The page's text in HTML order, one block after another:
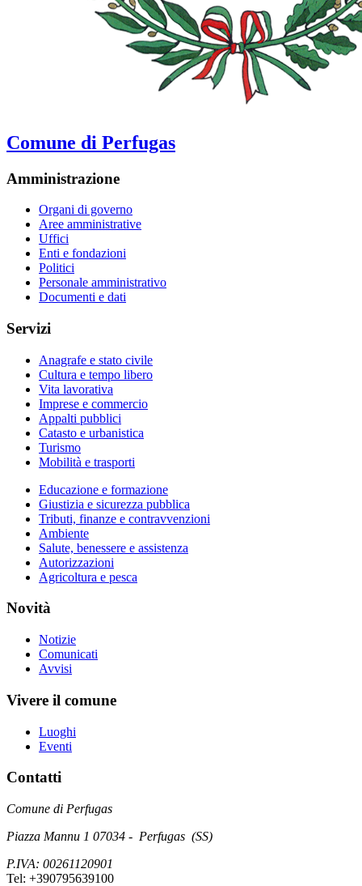
Comune di Perfugas
Amministrazione
Organi di governo
Aree amministrative
Uffici
Enti e fondazioni
Politici
Personale amministrativo
Documenti e dati
Servizi
Anagrafe e stato civile
Cultura e tempo libero
Vita lavorativa
Imprese e commercio
Appalti pubblici
Catasto e urbanistica
Turismo
Mobilità e trasporti
Educazione e formazione
Giustizia e sicurezza pubblica
Tributi, finanze e contravvenzioni
Ambiente
Salute, benessere e assistenza
Autorizzazioni
Agricoltura e pesca
Novità
Notizie
Comunicati
Avvisi
Vivere il comune
Luoghi
Eventi
Contatti
Comune di Perfugas
Piazza Mannu 1 07034 - Perfugas (SS)
P.IVA: 00261120901
Tel: +390795639100